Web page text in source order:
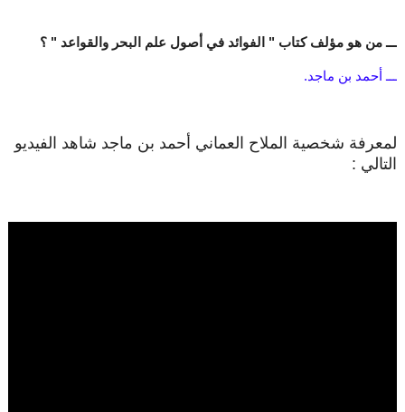
ـــ من هو مؤلف كتاب " الفوائد في أصول علم البحر والقواعد " ؟
ـــ أحمد بن ماجد.
لمعرفة شخصية الملاح العماني أحمد بن ماجد شاهد الفيديو
التالي :